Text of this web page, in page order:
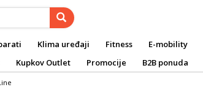
Klima uređaji Fitness E-mobility
Kupkov Outlet Promocije B2B ponuda